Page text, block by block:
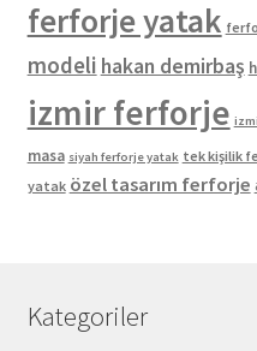
ferforje yatak
modeli hakan demirbaş
izmir ferforje
masa siyah ferforje yatak tek kişilik
yatak özel tasarım ferforje
Kategoriler